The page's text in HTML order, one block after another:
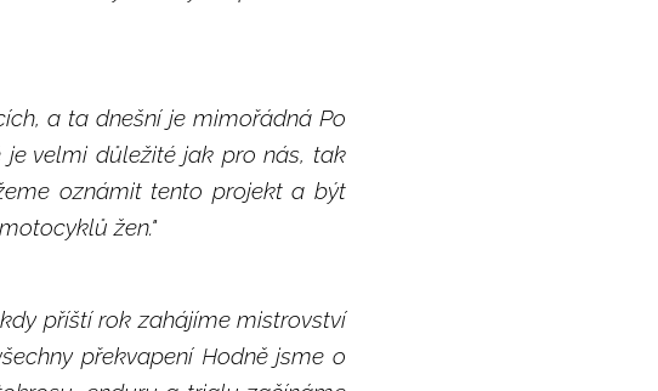
a ta dnešní je mimořádná Po
velmi důležité jak pro nás, tak
oznámit tento projekt a být
žen."
příští rok zahájíme mistrovství
překvapení Hodně jsme o